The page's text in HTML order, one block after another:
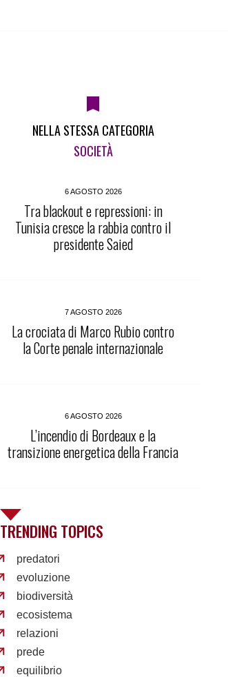
NELLA STESSA CATEGORIA
SOCIETÀ
6 AGOSTO 2026
Tra blackout e repressioni: in
Tunisia cresce la rabbia contro il
presidente Saied
7 AGOSTO 2026
La crociata di Marco Rubio contro
la Corte penale internazionale
6 AGOSTO 2026
L’incendio di Bordeaux e la
transizione energetica della Francia
TRENDING TOPICS
predatori
evoluzione
biodiversità
ecosistema
relazioni
prede
equilibrio